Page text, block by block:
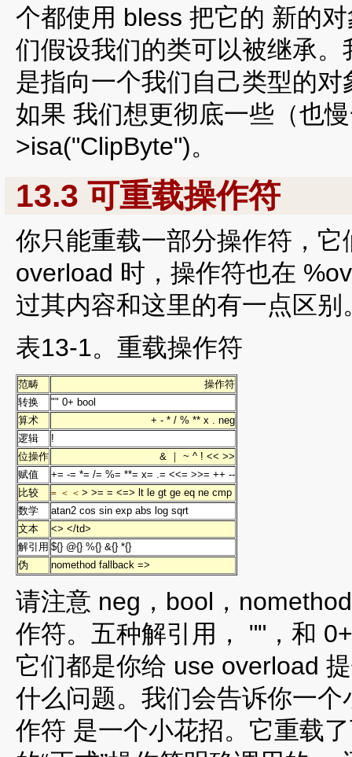
个都使用 bless 把它的 新的
们假设我们的类可以被继承
是指向一个我们自己类型的
如果 我们想更彻底一些（也
>isa("ClipByte")。
13.3 可重载操作符
你只能重载一部分操作符，
overload 时，操作符也在
过其内容和这里的有一点区别
表13-1。重载操作符
范畴
操作符
转换
"" 0+ bool
算术
+ - * / % ** x . neg
逻辑
!
位操作
& ｜ ~ ^ ! << >>
赋值
+= -= *= /= %= **= x= .= <<= >>= ++ --
比较
= < <> >= = <=> lt le gt ge eq ne cmp
数学
atan2 cos sin exp abs log sqrt
文本
<> </td>
解引用 ${} @{} %{} &{} *{}
伪
nomethod fallback =>
请注意 neg，bool，
作符。五种解引用， ""，和
它们都是你给 use overload
什么问题。我们会告诉你一
作符 是一个小花招。它重载